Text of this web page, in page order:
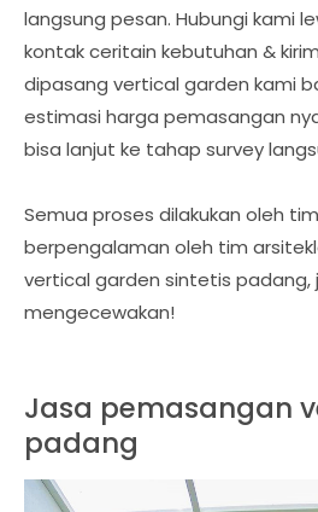
langsung pesan. Hubungi kami
kontak ceritain kebutuhan &
dipasang vertical garden kami
estimasi harga pemasangan
bisa lanjut ke tahap survey
Semua proses dilakukan oleh
berpengalaman oleh tim
vertical garden sintetis padang,
mengecewakan!
Jasa pemasangan
padang